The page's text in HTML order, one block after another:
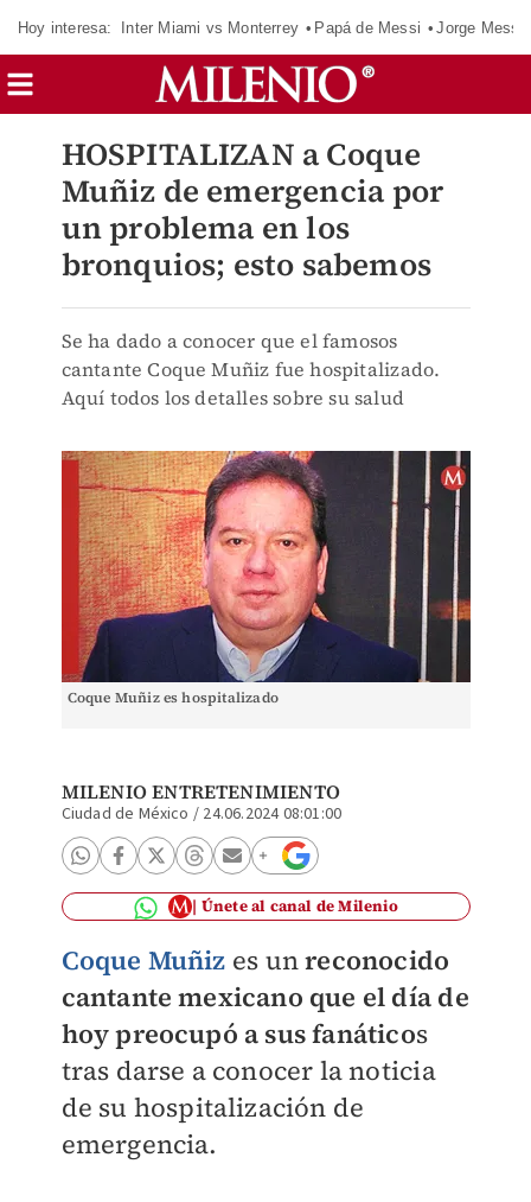
Hoy interesa: Inter Miami vs Monterrey Papá de Messi Jorge Messi
HOSPITALIZAN a Coque
Muñiz de emergencia por
un problema en los
bronquios; esto sabemos
Se ha dado a conocer que el famosos
cantante Coque Muñiz fue hospitalizado.
Aquí todos los detalles sobre su salud
Coque Muñiz es hospitalizado
MILENIO ENTRETENIMIENTO
Ciudad de México / 24.06.2024 08:01:00
Únete al canal de Milenio
Coque Muñiz es unreconocido
cantante mexicano que el día de
hoy preocupó a sus fanáticos
tras darse a conocer la noticia
de su hospitalización de
emergencia.